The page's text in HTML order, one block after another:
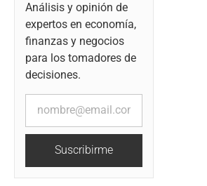
Análisis y opinión de
expertos en economía,
finanzas y negocios
para los tomadores de
decisiones.
Suscribirme